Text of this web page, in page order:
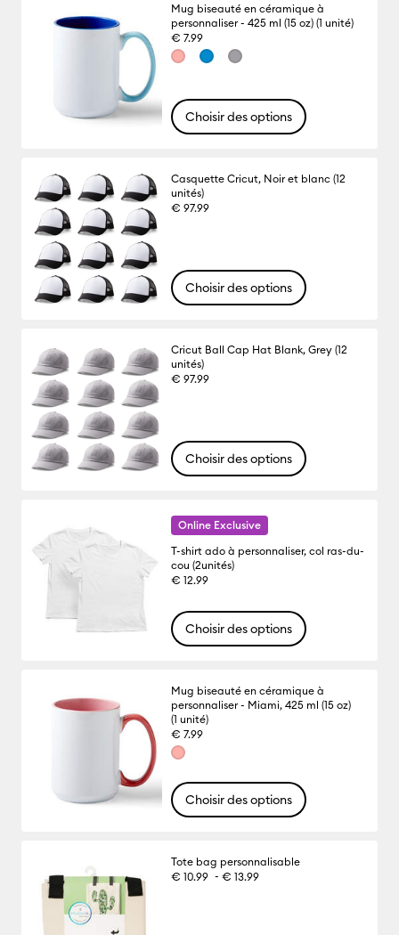
Mug biseauté en céramique à
personnaliser - 425 ml (15 oz) (1 unité)
€ 7.99
Choisir des options
Casquette Cricut, Noir et blanc (12
unités)
€ 97.99
Choisir des options
Cricut Ball Cap Hat Blank, Grey (12
unités)
€ 97.99
Choisir des options
Online Exclusive
T-shirt ado à personnaliser, col ras-du-
cou (2unités)
€ 12.99
Choisir des options
Mug biseauté en céramique à
personnaliser - Miami, 425 ml (15 oz)
(1 unité)
€ 7.99
Choisir des options
Tote bag personnalisable
€ 10.99 - € 13.99